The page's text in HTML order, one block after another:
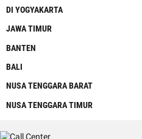
DI YOGYAKARTA
JAWA TIMUR
BANTEN
BALI
NUSA TENGGARA BARAT
NUSA TENGGARA TIMUR